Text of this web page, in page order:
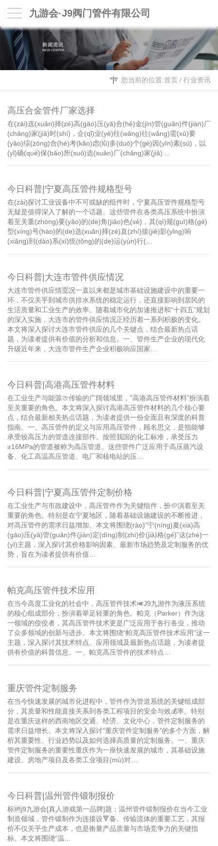
九游会·J9阀门管件有限公司
您当前的位置:首页 / 行业资讯
高压合金管件厂家选择
在(zài)选(xuǎn)择(zé)高(gāo)压(yā)合(hé)金(jīn)管(guǎn)件(jiàn)厂
(chǎng)家(jiā)时(shí)，企(qǐ)业(yè)往(wǎng)往(wǎng)需(xū)要
(yào)综(zōng)合(hé)考(kǎo)虑(lǜ)多(duō)个(gè)因(yīn)素(sù)，以
(yǐ)确(què)保(bǎo)所(suǒ)选(xuǎn)厂(chǎng)家(jiā)…
今日科普|宁夏高压管件规格型号
在(zài)探讨工业设备中不可或缺的组件时，宁夏高压管件规格型号
无疑是值得深入了解的一个话题。这些管件在各类高压系统中扮演
着至关重(zhòng)要(yào)的(de)角(jiǎo)色(sè)，其(qí)规(guī)格(gé)
型(xíng)号(hào)的(de)选(xuǎn)择(zé)直(zhí)接(jiē)影(yǐng)响
(xiǎng)到(dào)系(xì)统(tǒng)的(de)运(yùn)行(…
今日科普|大连市管件供应情况
大连市管件供应情🈳况一直以来都是城市基础设施建设中的重要一
环，不仅关乎到城市供排水系统的稳定运行，还直接影响到居民的
生活质量和工业生产的效率。随着城市化的加速推进和“十四五”规划
的深入实施，大连市的管件供应情况正经历着一系列积极的变化。
本文将深入探讨大连市管件供应的几个关键点，结合最新热点话
题，为读者提供有价值的分析和信息。一、管件生产企业的现代化
升级近年来，大连市管件生产企业积极响应国家…
今日科普|高港高压管件材料
在工业生产与能源🍈传输的广阔领域里，“高港高压管件材料”扮演着
至关重要的角色。本文将深入探讨高港高压管件材料的几个核心要
点，结合最新相关热点话题，为读者提供一份全面且有深度的科普
指南。一、高压管件的定义与应用高压管件，顾名思义，是指能够
承受较高压力的管道连接部件。按照我国的化工标准，承受压力
≥16MPa的管道被称为高压管道。这些管件广泛应用于高压蒸汽设
备、化工高温高压管道、电厂和核电站的压…
今日科普|宁夏高压管件定制价格
在工业生产与市政建设中，高压管件作为关键组件，扮🥔演着至关
重要的角色。特别是在宁夏地区，随着基础设施建设的不断推进，
对高压管件的需求日益增加。本文将围绕(rào)“宁(níng)夏(xià)高
(gāo)压(yā)管(guǎn)件(jiàn)定(dìng)制(zhì)价(jià)格(gé)”这(zhè)一
(yī)主题，深入探讨其价格影响因素、最新市场趋势及定制服务的优
势，旨在为读者提供有价值…
帕克高压管件技术应用
在当今高度工业化的社会中，高压管件技术🎺J9九游作为液压系统
的核心组成部分，扮演着举足轻重的角色。帕克（Parker）作为这
一领域的佼佼者，其高压管件技术更是广泛应用于各行各业，推动
了众多领域的创新与进步。本文将围绕“帕克高压管件技术应用”这一
主题，深入探讨其技术特点、应用领域及最新热点话题，为读者提
供有价值的科普信息。一、帕克高压管件的技术特点…
重庆管件定制服务
在当今快速发展的城市化进程中，管件作为管道系统的关键组成部
分，其质量和性能直接关系到各类工程项目的安全与效💰率。特别
是在重庆这样的西南地区交通、经济、文化中心，管件定制服务的
需求日益增长。本文将深入探讨“重庆管件定制服务”的多个方面，解
析其重要性、行业趋势以及如何选择高质量的定制服务。一、重庆
管件定制服务的重要性重庆作为一座快速发展的城市，其基础设施
建设、房地产项目及各类工业项目(mù)对…
今日科普|温州管件锻制报价
标🆙j9九游会[真人游戏第一品牌]题：温州管件锻制报价在当今工业
制造领域，管件锻制作为连接设🔻备、传输流体的重要工艺，其报
价不仅关乎生产成本，也是衡量产品质量与市场竞争力的关键指
标。本文将围绕“温…